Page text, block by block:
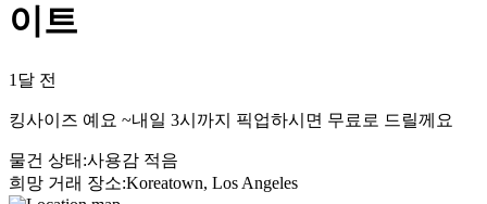
이트
1달 전
킹사이즈 예요 ~내일 3시까지 픽업하시면 무료로 드릴께요
물건 상태 :사용감 적음
희망 거래 장소:Koreatown, Los Angeles